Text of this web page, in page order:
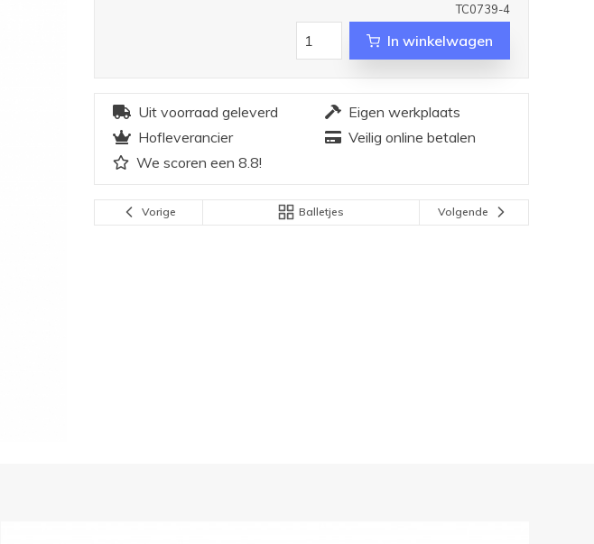
TC0739-4
In winkelwagen
Uit voorraad geleverd
Eigen werkplaats
Hofleverancier
Veilig online betalen
We scoren een 8.8!
Vorige Balletjes Volgende